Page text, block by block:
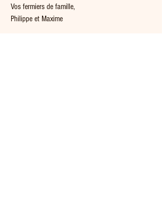
Vos fermiers de famille,
Philippe et Maxime